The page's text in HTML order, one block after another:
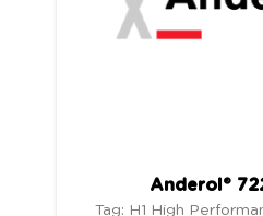
Anderol®
Tag: H1 High